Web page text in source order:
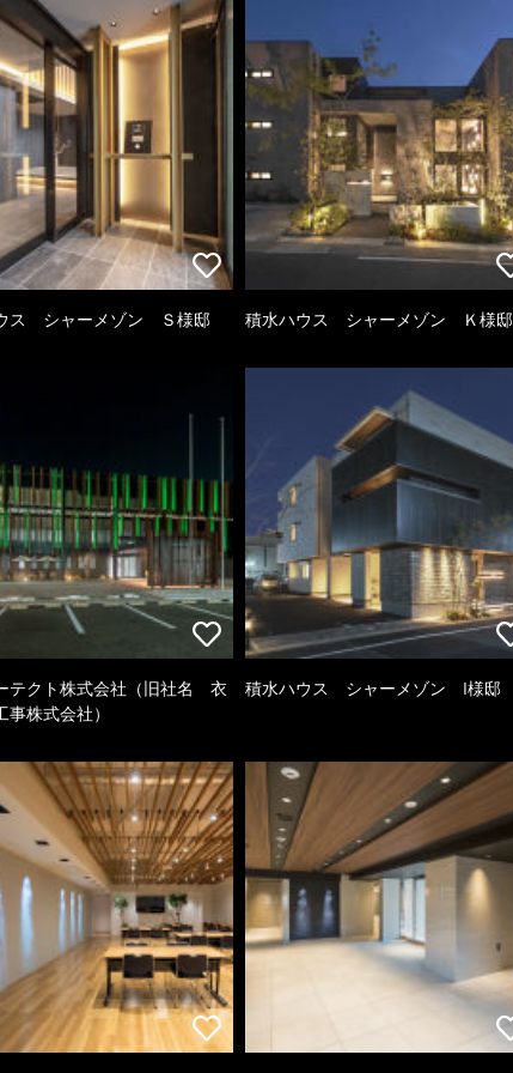
ス シャーメゾン Ｓ様邸 積水ハウス シャーメゾン Ｋ様邸
テクト株式会社（旧社名 衣
事株式会社）
積水ハウス シャーメゾン I様邸